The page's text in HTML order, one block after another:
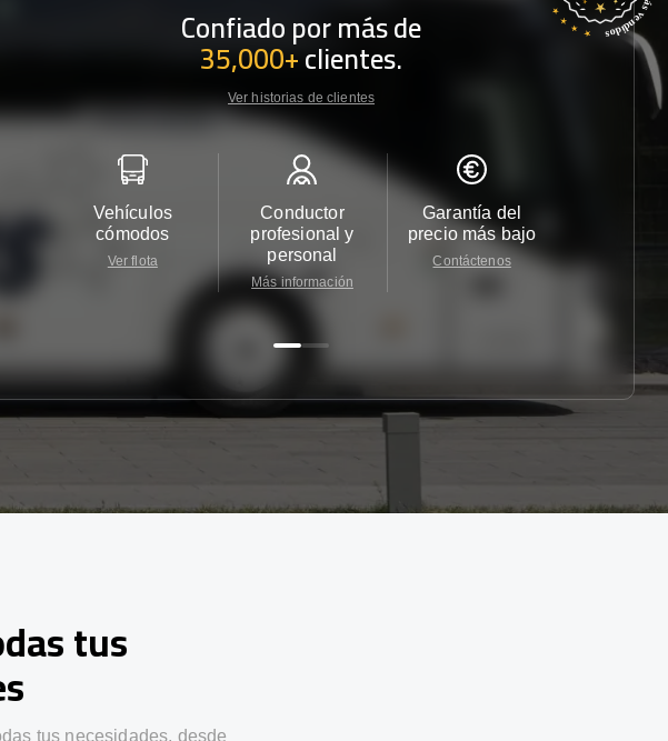
Confiado por más de
35,000+clientes.
Ver historias de clientes
Vehículos
cómodos
Ver flota
Conductor
profesional y
personal
Más información
Garantía del
precio más bajo
Contáctenos
tus
tus necesidades, desde